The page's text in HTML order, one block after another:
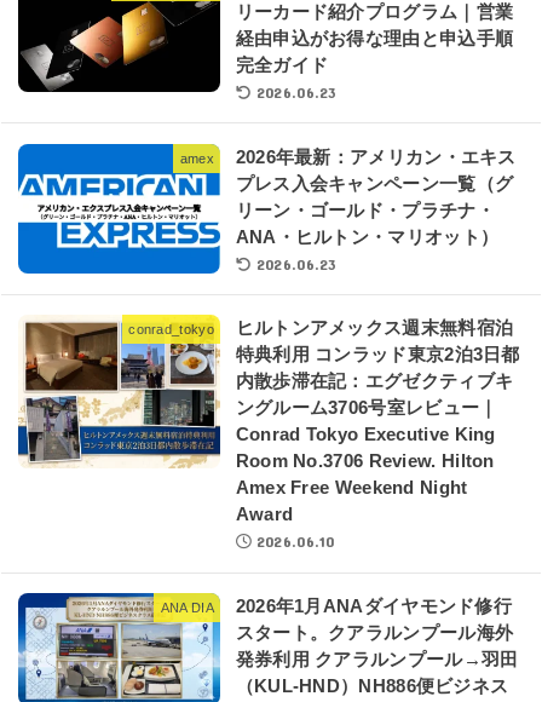
リーカード紹介プログラム｜営業
経由申込がお得な理由と申込手順
完全ガイド
2026.06.23
amex
2026年最新：アメリカン・エキス
プレス入会キャンペーン一覧（グ
リーン・ゴールド・プラチナ・
ANA・ヒルトン・マリオット）
2026.06.23
conrad_tokyo
ヒルトンアメックス週末無料宿泊
特典利用 コンラッド東京2泊3日都
内散歩滞在記：エグゼクティブキ
ングルーム3706号室レビュー｜
Conrad Tokyo Executive King
Room No.3706 Review. Hilton
Amex Free Weekend Night
Award
2026.06.10
ANA DIA
2026年1月ANAダイヤモンド修行
スタート。クアラルンプール海外
発券利用 クアラルンプール→羽田
（KUL-HND）NH886便ビジネス